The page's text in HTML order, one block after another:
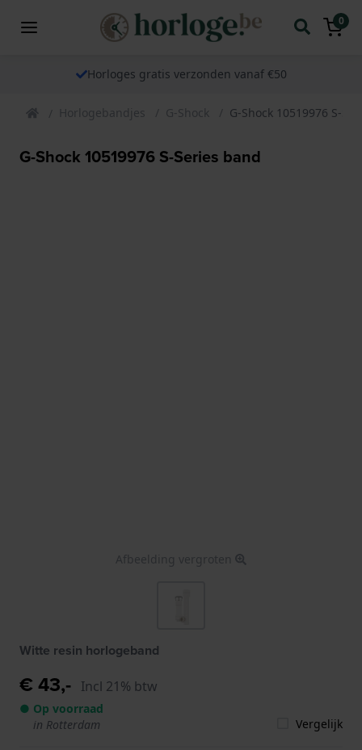
0
Horloges gratis verzonden vanaf €50
Horlogebandjes G-Shock G-Shock 10519976 S-
G-Shock 10519976 S-Series band
Afbeelding vergroten
Witte resin horlogeband
€ 43,- Incl 21% btw
● Op voorraad
in Rotterdam
Vergelijk